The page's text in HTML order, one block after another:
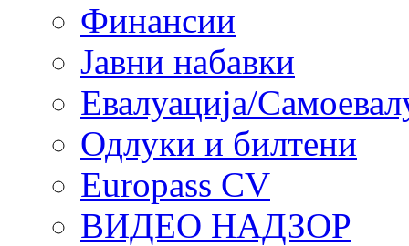
Финансии
Јавни набавки
Евалуација/
Одлуки и билтени
Europass CV
ВИДЕО НАДЗОР